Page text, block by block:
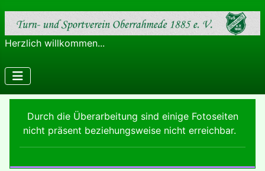
Herzlich willkommen...
Durch die Überarbeitung sind einige Fotoseiten
nicht präsent beziehungsweise nicht erreichbar.